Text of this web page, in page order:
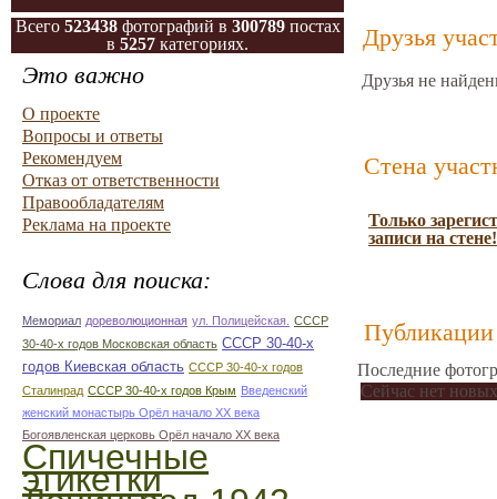
Всего 523438фотографий в 300789постах
в 5257 категориях.
Это важно
О проекте
Вопросы и ответы
Рекомендуем
Отказ от ответственности
Правообладателям
Реклама на проекте
Слова для поиска:
Мемориал дореволюционная ул. Полицейская. СССР
30-40-х годов Московская область СССР 30-40-х
годов Киевская область СССР 30-40-х годов
Сталинрад СССР 30-40-х годов Крым Введенский
женский монастырь Орёл начало ХХ века
Богоявленская церковь Орёл начало ХХ века
Спичечные
этикетки
Друзья
Друзья не
Стена
Только
записи на стене!
Публикации
Последние
Сейчас нет